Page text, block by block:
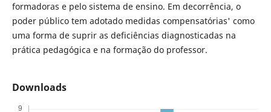
formadoras e pelo sistema de ensino. Em decorrência, o
poder público tem adotado medidas compensatórias' como
uma forma de suprir as deficiências diagnosticadas na
prática pedagógica e na formação do professor.
Downloads